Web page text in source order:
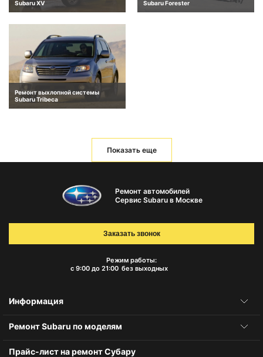
Subaru XV
Subaru Forester
Ремонт выхлопной системы
Subaru Tribeca
Показать еще
Ремонт автомобилей
Сервис Subaru в Москве
Режим работы:
с 9:00 до 21:00 без выходных
Заказать звонок
Информация
Ремонт Subaru по моделям
Прайс-лист на ремонт Субару